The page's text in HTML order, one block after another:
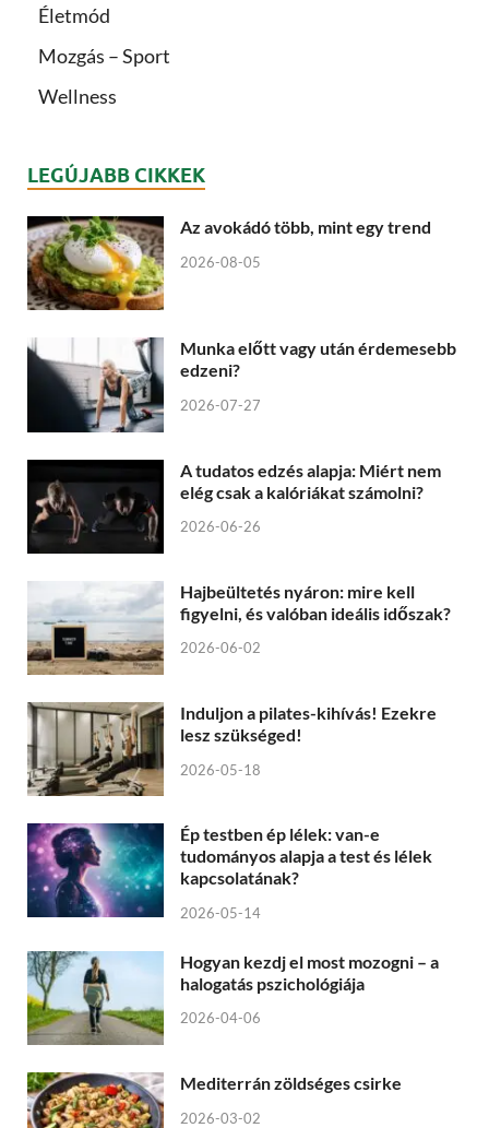
Életmód
Mozgás – Sport
Wellness
LEGÚJABB CIKKEK
Az avokádó több, mint egy trend
2026-08-05
Munka előtt vagy után érdemesebb
edzeni?
2026-07-27
A tudatos edzés alapja: Miért nem
elég csak a kalóriákat számolni?
2026-06-26
Hajbeültetés nyáron: mire kell
figyelni, és valóban ideális időszak?
2026-06-02
Induljon a pilates-kihívás! Ezekre
lesz szükséged!
2026-05-18
Ép testben ép lélek: van-e
tudományos alapja a test és lélek
kapcsolatának?
2026-05-14
Hogyan kezdj el most mozogni – a
halogatás pszichológiája
2026-04-06
Mediterrán zöldséges csirke
2026-03-02